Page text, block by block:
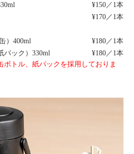
¥150／1本
¥170／1本
）400ml
¥180／1本
パック）330ml
¥180／1本
トル、紙パックを採用しておりま